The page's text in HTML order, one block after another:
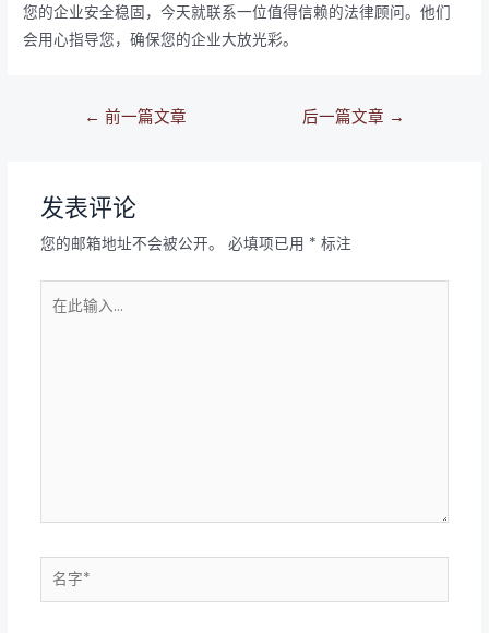
您的企业安全稳固，今天就联系一位值得信赖的法律顾问。他们
会用心指导您，确保您的企业大放光彩。
← 前一篇文章 后一篇文章 →
发表评论
您的邮箱地址不会被公开。 必填项已用 * 标注
字